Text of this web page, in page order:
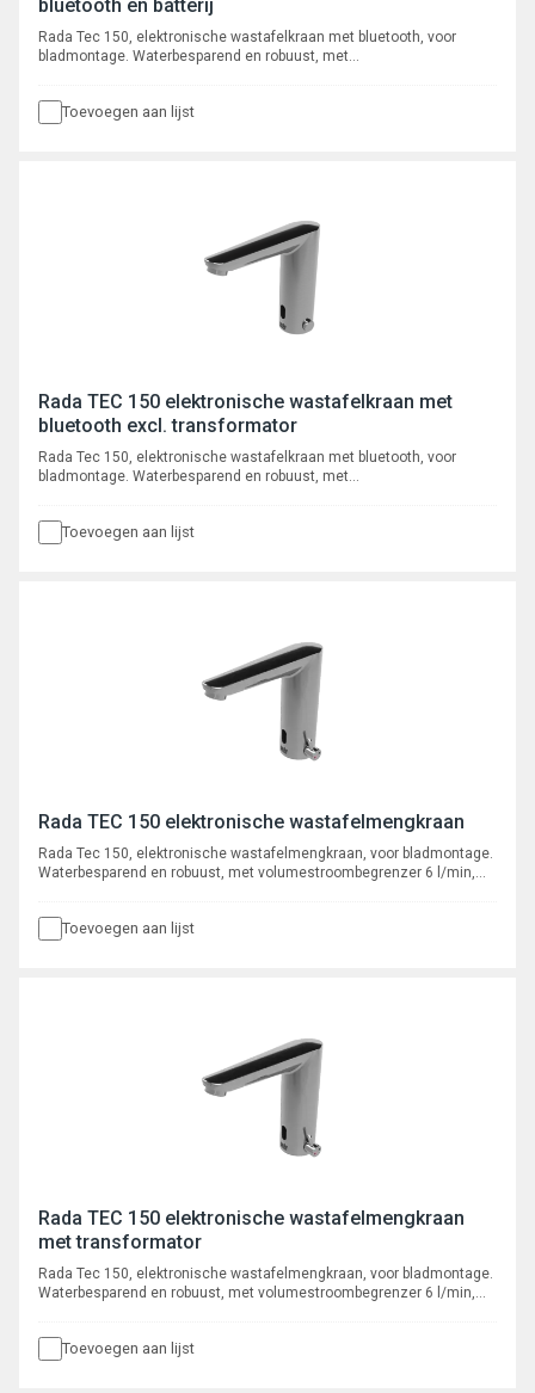
bluetooth en batterij
Rada Tec 150, elektronische wastafelkraan met bluetooth, voor
bladmontage. Waterbesparend en robuust, met
systeem. Programmeerbaar en uit te lezen via bluetooth App, met
Toevoegen aan lijst
Rada TEC 150 elektronische wastafelkraan met
bluetooth excl. transformator
Rada Tec 150, elektronische wastafelkraan met bluetooth, voor
bladmontage. Waterbesparend en robuust, met
systeem. Programmeerbaar en uit te lezen via bluetooth App, met
Toevoegen aan lijst
Rada TEC 150 elektronische wastafelmengkraan
Rada Tec 150, elektronische wastafelmengkraan, voor bladmontage.
Waterbesparend en robuust, met volumestroombegrenzer 6 l/min,
Toevoegen aan lijst
Rada TEC 150 elektronische wastafelmengkraan
met transformator
Rada Tec 150, elektronische wastafelmengkraan, voor bladmontage.
Waterbesparend en robuust, met volumestroombegrenzer 6 l/min,
Toevoegen aan lijst